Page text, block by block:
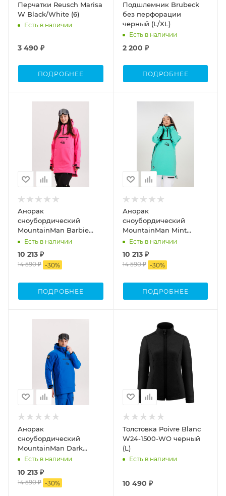
Перчатки Reusch Marisa
W Black/White (6)
Есть в наличии
3 490 ₽
ПОДРОБНЕЕ
Подшлемник Brubeck
без перфорации
черный (L/XL)
Есть в наличии
2 200 ₽
ПОДРОБНЕЕ
Анорак
сноубордический
MountainMan Barbie
розовый неон (L)
Есть в наличии
10 213 ₽
14 590 ₽ -30%
ПОДРОБНЕЕ
Анорак
сноубордический
MountainMan Mint
мятный (S)
Есть в наличии
10 213 ₽
14 590 ₽ -30%
ПОДРОБНЕЕ
Анорак
сноубордический
MountainMan Dark
Atlantic синий (2XL)
Есть в наличии
10 213 ₽
14 590 ₽ -30%
Толстовка Poivre Blanc
W24-1500-WO черный
(L)
Есть в наличии
10 490 ₽